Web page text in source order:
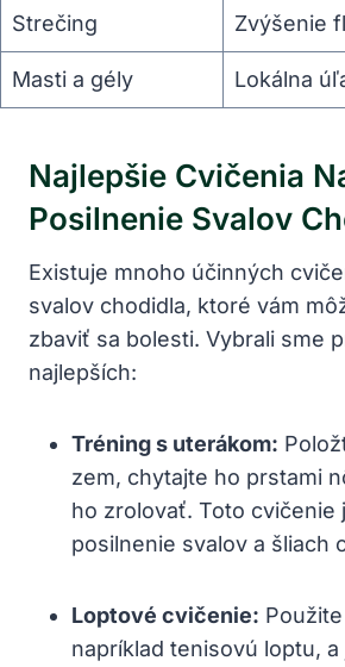
Strečing Zvýšenie
Masti a gély Lokálna
Najlepšie Cvičenia
Posilnenie Svalov
Existuje mnoho účinných
svalov chodidla, ktoré vám
zbaviť sa bolesti. Vybrali sme
najlepších:
Tréning s uterákom:
zem, chytajte ho prstami
ho zrolovať. Toto cvičenie
posilnenie svalov a šliach
Loptové cvičenie:
napríklad tenisovú loptu,